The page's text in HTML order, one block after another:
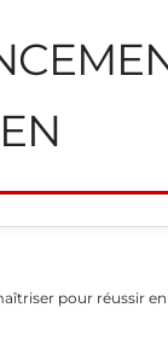
pour réussir